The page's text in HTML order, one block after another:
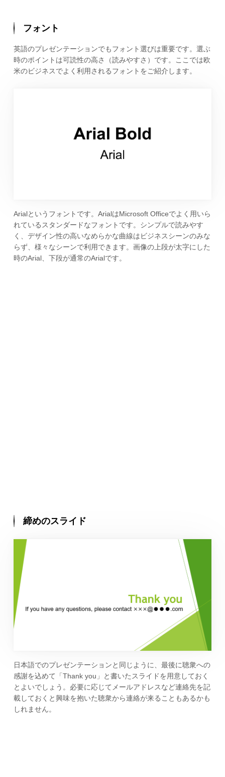
フォント
英語のプレゼンテーションでもフォント選びは重要です。選ぶ
時のポイントは可読性の高さ（読みやすさ）です。ここでは欧
米のビジネスでよく利用されるフォントをご紹介します。
Arialというフォントです。ArialはMicrosoft Officeでよく用いら
れているスタンダードなフォントです。シンプルで読みやす
く、デザイン性の高いなめらかな曲線はビジネスシーンのみな
らず、様々なシーンで利用できます。画像の上段が太字にした
時のArial、下段が通常のArialです。
締めのスライド
日本語でのプレゼンテーションと同じように、最後に聴衆への
感謝を込めて「Thank you」と書いたスライドを用意しておく
とよいでしょう。必要に応じてメールアドレスなど連絡先を記
載しておくと興味を抱いた聴衆から連絡が来ることもあるかも
しれません。